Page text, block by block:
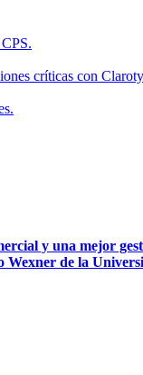
críticas con
y una mejor
Wexner de la